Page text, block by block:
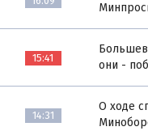
15:41
они -
14:31
О ходе